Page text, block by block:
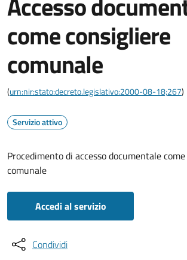
come consigliere
comunale
(urn:nir:stato:decreto.legislativo:2000-08-18;267)
Servizio attivo
Procedimento di accesso documentale
comunale
Accedi al servizio
Condividi